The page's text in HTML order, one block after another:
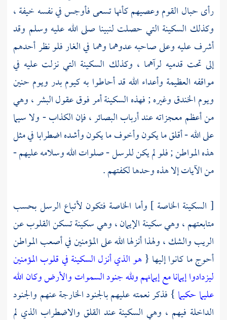
رأى حبال القوم وعصيهم كأنها تسعى فأوجس في نفسه خيفة ،
وكذلك السكينة التي حصلت لنبينا صلى الله عليه وسلم وقد
أشرف عليه وعلى صاحبه عدوهما وهما في الغار فلو نظر أحدهم
إلى تحت قدميه لرآهما ، وكذلك السكينة التي نزلت عليه في
مواقفه العظيمة وأعداء الله قد أحاطوا به كيومبدرويوم حنين
ويومالخندقوغيره ; فهذه السكينة أمر فوق عقول البشر ، وهي
من أعظم معجزاته عند أرباب البصائر ، فإن الكذاب - ولا سيما
على الله - أقلق ما يكون وأخوف ما يكون وأشده اضطرابا في مثل
هذه المواطن ; فلو لم يكن للرسل - صلوات الله وسلامه عليهم -
من الآيات إلا هذه وحدها لكفتهم .
[ السكينة الخاصة ] وأما الخاصة فتكون لأتباع الرسل بحسب
متابعتهم ، وهي سكينة الإيمان ، وهي سكينة تسكن القلوب عن
الريب والشك ، ولهذا أنزلها الله على المؤمنين في أصعب المواطن
أحوج ما كانوا إليها {هو الذي أنزل السكينة في قلوب المؤمنين
ليزدادوا إيمانا مع إيمانهم ولله جنود السموات والأرض وكان الله
عليما حكيما } فذكر نعمته عليهم بالجنود الخارجة عنهم والجنود
الداخلة فيهم ، وهي السكينة عند القلق والاضطراب الذي لم